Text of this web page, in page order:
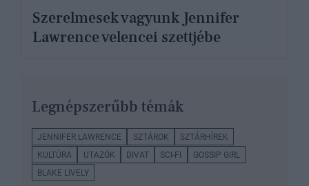
Szerelmesek vagyunk Jennifer
Lawrence velencei szettjébe
Legnépszerűbb témák
JENNIFER LAWRENCE SZTÁROK
SZTÁRHÍREK
KULTÚRA
UTAZÓK DIVAT SCI-FI
GOSSIP GIRL
BLAKE LIVELY